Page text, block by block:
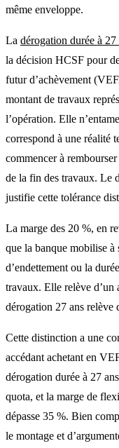
même enveloppe.
La dérogation durée à 27
la décision HCSF pour
futur d’achèvement
montant de travaux
l’opération. Elle
correspond à une réalité
commencer à
de la fin des travaux. Le
justifie cette tolérance
La marge des 20 %, en
que la banque mobilise à
d’endettement ou la
travaux. Elle relève d’un
dérogation 27 ans relève
Cette distinction a une
accédant achetant en
dérogation durée à 27
quota, et la marge de
dépasse 35 %. Bien
le montage et